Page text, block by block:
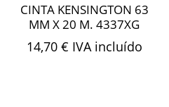
CINTA KENSINGTON 63
MM X 20 M. 4337XG
14,70 € IVA incluído